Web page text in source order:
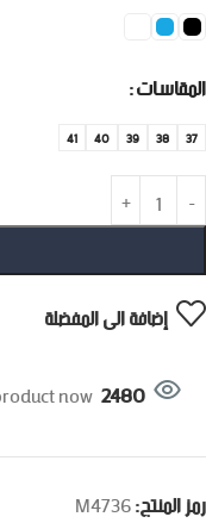
المقاسات
37
38
39
40
41
إضافة الى المفضلة
2480
now!
رمز المنتج:M4736